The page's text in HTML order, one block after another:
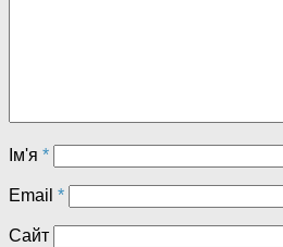
Ім'я *
Email *
Сайт